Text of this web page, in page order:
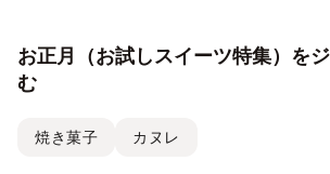
お正月（お試しスイーツ特集）を
む
焼き菓子 カヌレ